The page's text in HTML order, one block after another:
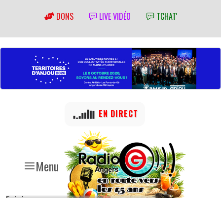
DONS LIVE VIDÉO TCHAT'
Menu
EN DIRECT